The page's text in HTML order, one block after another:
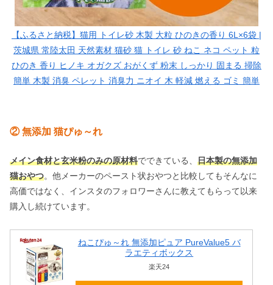
【ふるさと納税】猫用 トイレ砂 木製 大粒 ひのきの香り 6L×6袋 |
茨城県 常陸太田 天然素材 猫砂 猫 トイレ 砂 ねこ ネコ ペット 粒
ひのき 香り ヒノキ オガクズ おがくず 粉末 しっかり 固まる 掃除
簡単 木製 消臭 ペレット 消臭力 ニオイ 木 軽減 燃える ゴミ 簡単
② 無添加 猫ぴゅ～れ
メイン食材と玄米粉のみの原材料でできている、 日本製の無添加
猫おやつ。他メーカーのペースト状おやつと比較してもそんなに
高価ではなく、インスタのフォロワーさんに教えてもらって以来
購入し続けています。
ねこぴゅ～れ 無添加ピュア PureValue5 バ
ラエティボックス
楽天24